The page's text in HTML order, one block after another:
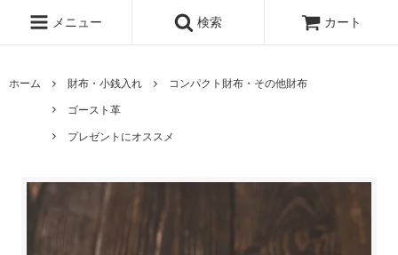
メニュー 検索 カート
ホーム 財布・小銭入れ コンパクト財布・その他財布
ゴースト革
プレゼントにオススメ